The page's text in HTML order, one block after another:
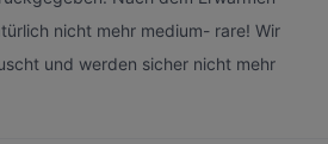
nicht mehr medium- rare! Wir
und werden sicher nicht mehr